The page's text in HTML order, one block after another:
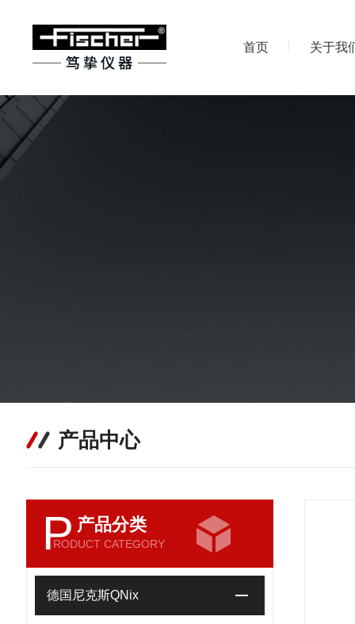
首页 关于我
产品中心
P 产品分类
RODUCT CATEGORY
德国尼克斯QNix